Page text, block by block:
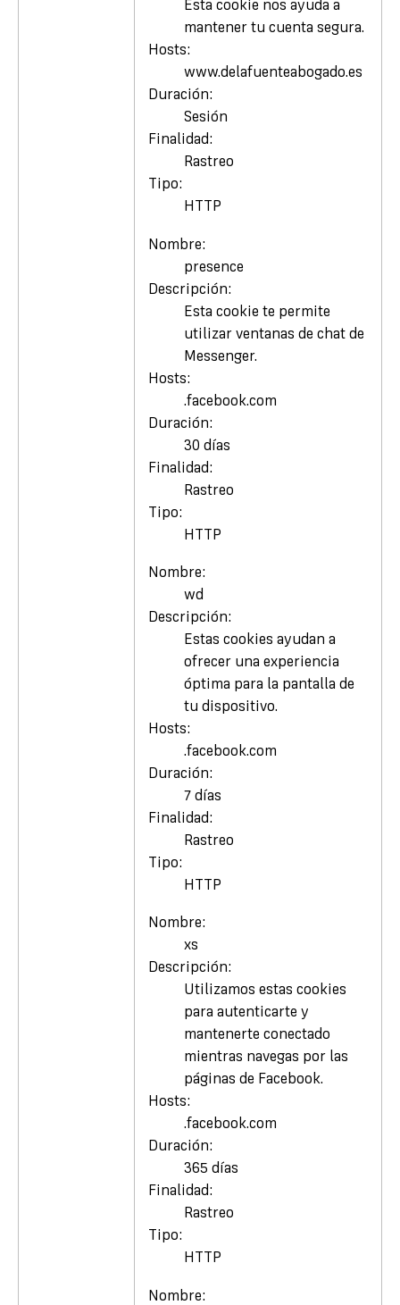
Esta cookie nos ayuda a
mantener tu cuenta segura.
Hosts:
www.delafuenteabogado.es
Duración:
Sesión
Finalidad:
Rastreo
Tipo:
HTTP
Nombre:
presence
Descripción:
Esta cookie te permite
utilizar ventanas de chat de
Messenger.
Hosts:
.facebook.com
Duración:
30 días
Finalidad:
Rastreo
Tipo:
HTTP
Nombre:
wd
Descripción:
Estas cookies ayudan a
ofrecer una experiencia
óptima para la pantalla de
tu dispositivo.
Hosts:
.facebook.com
Duración:
7 días
Finalidad:
Rastreo
Tipo:
HTTP
Nombre:
xs
Descripción:
Utilizamos estas cookies
para autenticarte y
mantenerte conectado
mientras navegas por las
páginas de Facebook.
Hosts:
.facebook.com
Duración:
365 días
Finalidad:
Rastreo
Tipo:
HTTP
Nombre: